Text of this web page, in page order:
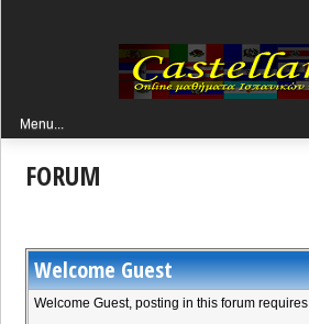
FORUM
WelcomeGuest
Welcome Guest, posting in this forum requires